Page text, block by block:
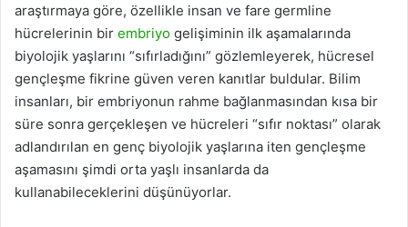
araştırmaya göre, özellikle insan ve fare germline
hücrelerinin bir embriyo gelişiminin ilk aşamalarında
biyolojik yaşlarını “sıfırladığını” gözlemleyerek, hücresel
gençleşme fikrine güven veren kanıtlar buldular. Bilim
insanları, bir embriyonun rahme bağlanmasından kısa bir
süre sonra gerçekleşen ve hücreleri “sıfır noktası” olarak
adlandırılan en genç biyolojik yaşlarına iten gençleşme
aşamasını şimdi orta yaşlı insanlarda da
kullanabileceklerini düşünüyorlar.